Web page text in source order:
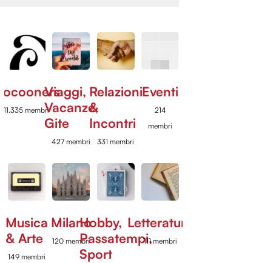
Cocooners
11.335 membri
Viaggi,
Vacanze,
Gite
427 membri
Relazioni
&
Incontri
331 membri
Eventi
214
membri
Musica
& Arte
149 membri
Milano
120 membri
Hobby,
Passatempi,
Sport
Letteratura
111 membri